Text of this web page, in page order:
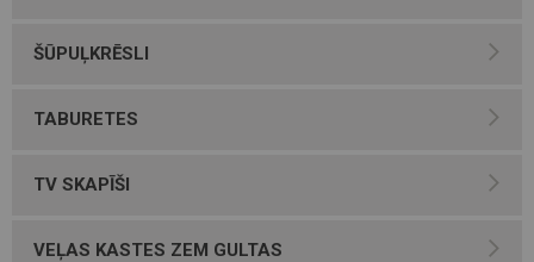
ŠŪPUĻKRĒSLI
TABURETES
TV SKAPĪŠI
VEĻAS KASTES ZEM GULTAS